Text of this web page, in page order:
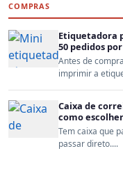
COMPRAS
Etiquetadora
50 pedidos
Antes de
imprimir a
Caixa de
como
Tem caixa que
passar direto....